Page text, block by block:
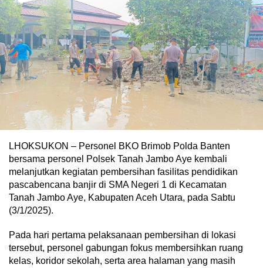
LHOKSUKON – Personel BKO Brimob Polda Banten
bersama personel Polsek Tanah Jambo Aye kembali
melanjutkan kegiatan pembersihan fasilitas pendidikan
pascabencana banjir di SMA Negeri 1 di Kecamatan
Tanah Jambo Aye, Kabupaten Aceh Utara, pada Sabtu
(3/1/2025).
Pada hari pertama pelaksanaan pembersihan di lokasi
tersebut, personel gabungan fokus membersihkan ruang
kelas, koridor sekolah, serta area halaman yang masih